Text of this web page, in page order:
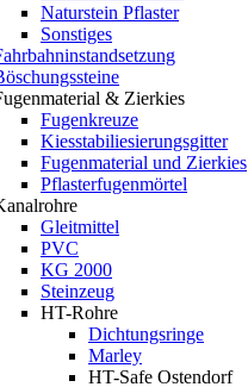
Naturstein Pflaster
Sonstiges
& Zierkies
Fugenkreuze
Kiesstabiliesierungsgitter
Fugenmaterial und Zierkies
Pflasterfugenmörtel
Gleitmittel
PVC
KG 2000
Steinzeug
HT-Rohre
Dichtungsringe
Marley
HT-Safe Ostendorf